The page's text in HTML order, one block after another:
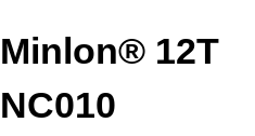
Minlon® 12T
NC010